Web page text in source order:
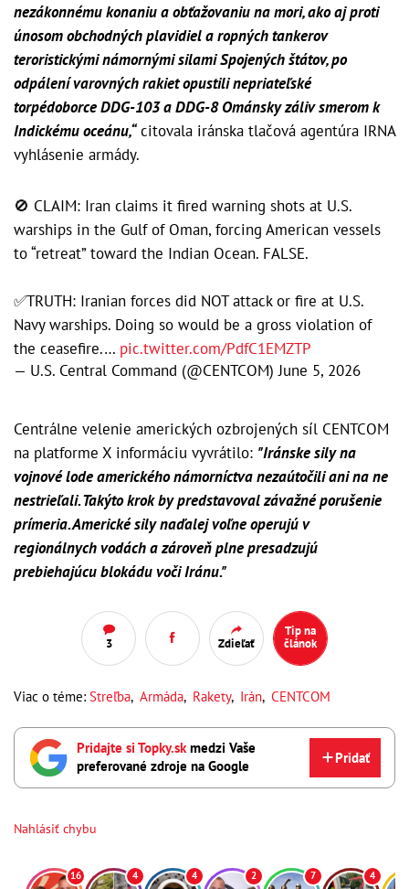
nezákonnému konaniu a obťažovaniu na mori, ako aj proti
únosom obchodných plavidiel a ropných tankerov
teroristickými námornými silami Spojených štátov, po
odpálení varovných rakiet opustili nepriateľské
torpédoborce DDG-103 a DDG-8 Ománsky záliv smerom k
Indickému oceánu,“citovala iránska tlačová agentúra IRNA
vyhlásenie armády.
🚫 CLAIM: Iran claims it fired warning shots at U.S.
warships in the Gulf of Oman, forcing American vessels
to “retreat” toward the Indian Ocean. FALSE.
✅TRUTH: Iranian forces did NOT attack or fire at U.S.
Navy warships. Doing so would be a gross violation of
the ceasefire.… pic.twitter.com/PdfC1EMZTP
— U.S. Central Command (@CENTCOM)June 5, 2026
Centrálne velenie amerických ozbrojených síl CENTCOM
na platforme X informáciu vyvrátilo: "Iránske sily na
vojnové lode amerického námorníctva nezaútočili ani na ne
nestrieľali. Takýto krok by predstavoval závažné porušenie
prímeria. Americké sily naďalej voľne operujú v
regionálnych vodách a zároveň plne presadzujú
prebiehajúcu blokádu voči Iránu."
3 Zdieľať
Tip na
článok
Viac o téme: Streľba, Armáda, Rakety, Irán, CENTCOM
Pridajte si Topky.skmedzi Vaše
preferované zdroje na Google
Pridať
Nahlásiť chybu
16 4 4 2 7 4